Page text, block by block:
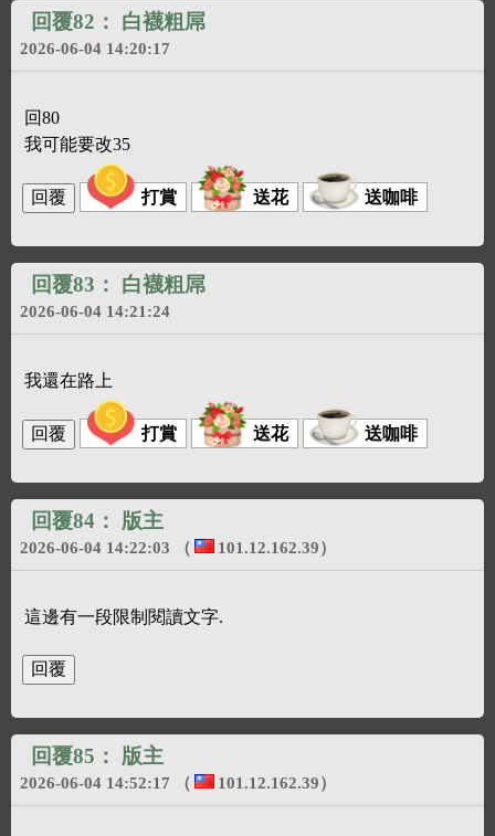
回覆82： 白襪粗屌
2026-06-04 14:20:17
回80
我可能要改35
打賞 送花 送咖啡
回覆83： 白襪粗屌
2026-06-04 14:21:24
我還在路上
打賞 送花 送咖啡
回覆84： 版主
2026-06-04 14:22:03 （ 101.12.162.39）
這邊有一段限制閱讀文字.
回覆85： 版主
2026-06-04 14:52:17 （ 101.12.162.39）